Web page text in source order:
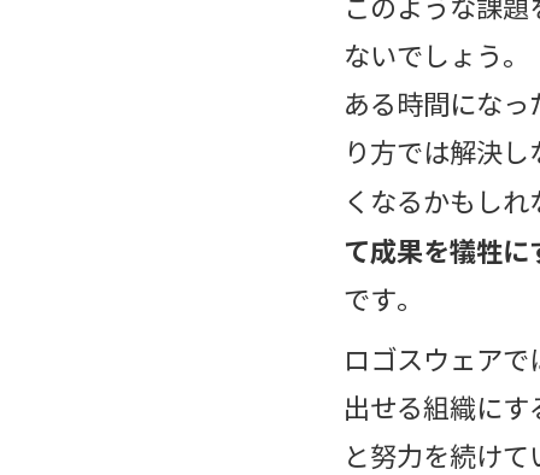
このような課
ないでしょう。
ある時間にな
り方では解決
くなるかもし
て成果を犠牲
です。
ロゴスウェア
出せる組織に
と努力を続け